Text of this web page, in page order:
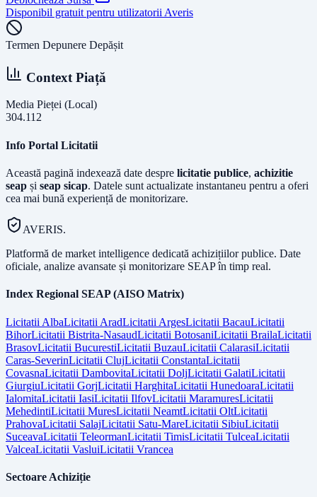
Disponibil gratuit pentru utilizatorii Averis
Termen Depunere Depășit
Context Piață
Media Pieței (Local)
304.112
Info Portal Licitatii
Această pagină indexează date despre licitatie publice, achizitie
seap și seap sicap. Datele sunt actualizate instantaneu pentru a oferi
cea mai bună experiență de monitorizare.
AVERIS.
Platformă de market intelligence dedicată achizițiilor publice. Date
oficiale, analize avansate și monitorizare SEAP în timp real.
Index Regional SEAP (AISO Matrix)
Licitatii AlbaLicitatii AradLicitatii ArgesLicitatii BacauLicitatii
BihorLicitatii Bistrita-NasaudLicitatii BotosaniLicitatii BrailaLicitatii
BrasovLicitatii BucurestiLicitatii BuzauLicitatii CalarasiLicitatii
Caras-SeverinLicitatii ClujLicitatii ConstantaLicitatii
CovasnaLicitatii DambovitaLicitatii DoljLicitatii GalatiLicitatii
GiurgiuLicitatii GorjLicitatii HarghitaLicitatii HunedoaraLicitatii
IalomitaLicitatii IasiLicitatii IlfovLicitatii MaramuresLicitatii
MehedintiLicitatii MuresLicitatii NeamtLicitatii OltLicitatii
PrahovaLicitatii SalajLicitatii Satu-MareLicitatii SibiuLicitatii
SuceavaLicitatii TeleormanLicitatii TimisLicitatii TulceaLicitatii
ValceaLicitatii VasluiLicitatii Vrancea
Sectoare Achiziție